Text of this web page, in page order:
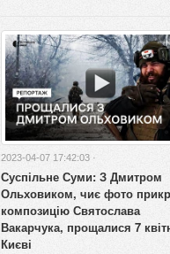
2023-04-07 17:42:03 ·
Суспільне Суми: З Дмитром
Ольховиком, чиє фото
композицію Святослава
Вакарчука, прощалися 7
Києві